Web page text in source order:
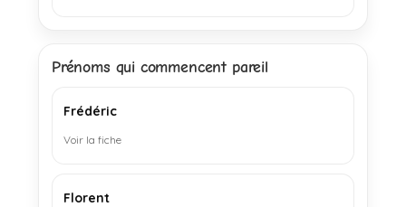
Prénoms qui commencent pareil
Frédéric
Voir la fiche
Florent